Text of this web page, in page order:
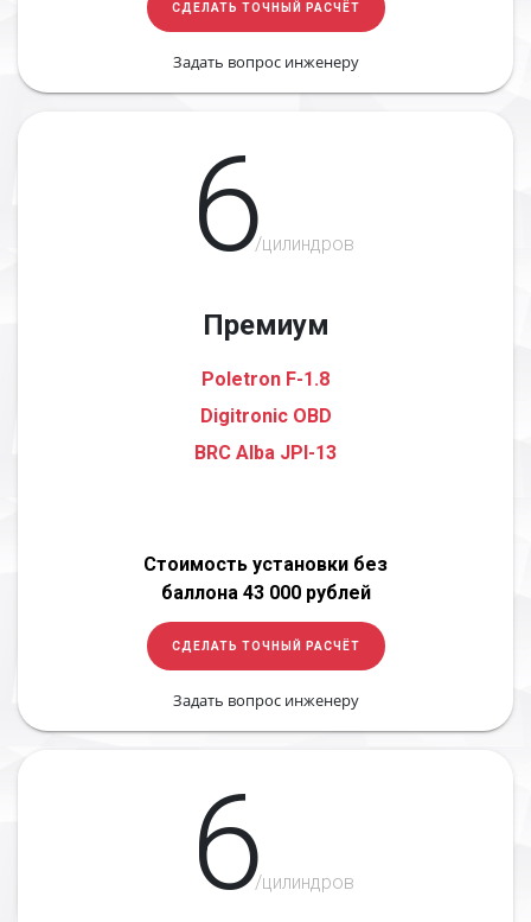
СДЕЛАТЬ ТОЧНЫЙ РАСЧЁТ
Задать вопрос инженеру
6/цилиндров
Премиум
Poletron F-1.8
Digitronic OBD
BRC Alba JPI-13
Стоимость установки без
баллона 43 000 рублей
СДЕЛАТЬ ТОЧНЫЙ РАСЧЁТ
Задать вопрос инженеру
6/цилиндров